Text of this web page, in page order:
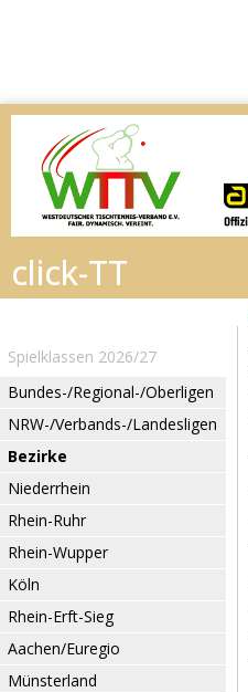
Spielklassen 2026/27
Bundes-/Regional-/Oberligen
NRW-/Verbands-/Landesligen
Bezirke
Niederrhein
Rhein-Ruhr
Rhein-Wupper
Köln
Rhein-Erft-Sieg
Aachen/Euregio
Münsterland